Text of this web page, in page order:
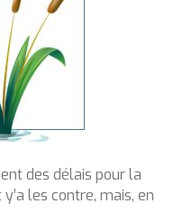
des délais pour la
les contre, mais, en